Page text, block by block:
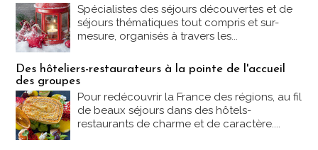
Spécialistes des séjours découvertes et de
séjours thématiques tout compris et sur-
mesure, organisés à travers les...
Des hôteliers-restaurateurs à la pointe de l'accueil
des groupes
Pour redécouvrir la France des régions, au fil
de beaux séjours dans des hôtels-
restaurants de charme et de caractère....